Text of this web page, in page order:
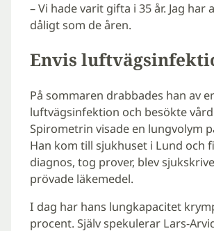
– Vi hade varit gifta i 35 år. Jag har
dåligt som de åren.
Envis
På sommaren drabbades han av
luftvägsinfektion och besökte
Spirometrin visade en lungvolym
Han kom till sjukhuset i Lund och
diagnos, tog prover, blev
prövade läkemedel.
I dag har hans lungkapacitet
procent. Själv spekulerar Lars-